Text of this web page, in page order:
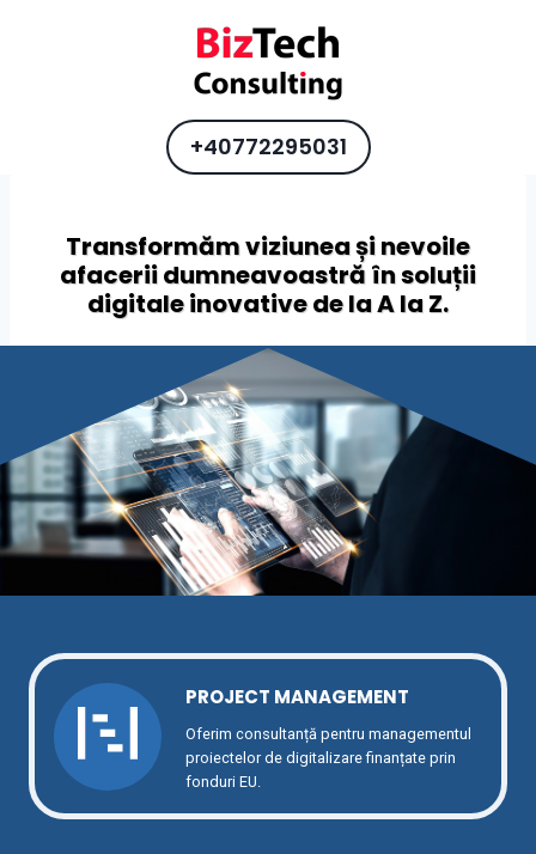
+40772295031
Transformăm viziunea și nevoile
afacerii dumneavoastră în soluții
digitale inovative de la A la Z.
PROJECT MANAGEMENT
Oferim consultanță pentru managementul
proiectelor de digitalizare finanțate prin
fonduri EU.